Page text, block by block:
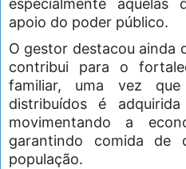
especialmente
apoio do poder público.
O gestor destacou ainda
contribui para o
familiar, uma vez
distribuídos é
movimentando a
garantindo comida de
população.